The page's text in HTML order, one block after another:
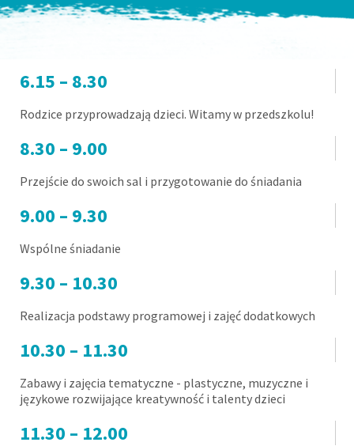
6.15 – 8.30
Rodzice przyprowadzają dzieci. Witamy w przedszkolu!
8.30 – 9.00
Przejście do swoich sal i przygotowanie do śniadania
9.00 – 9.30
Wspólne śniadanie
9.30 – 10.30
Realizacja podstawy programowej i zajęć dodatkowych
10.30 – 11.30
Zabawy i zajęcia tematyczne - plastyczne, muzyczne i
językowe rozwijające kreatywność i talenty dzieci
11.30 – 12.00